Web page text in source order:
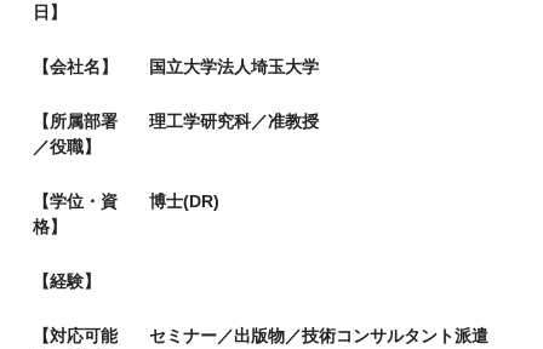
日】
【会社名】 国立大学法人埼玉大学
【所属部署
／役職】
理工学研究科／准教授
【学位・資
格】
博士(DR)
【経験】
【対応可能
セミナー／出版物／技術コンサルタント派遣